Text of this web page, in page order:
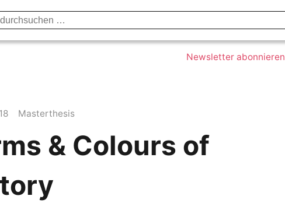
Kontakt
Impressum
Newsletter abonnieren
Masterthesis
& Colours of